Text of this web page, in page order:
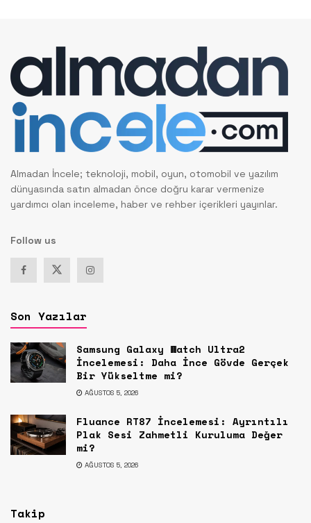
Almadan İncele; teknoloji, mobil, oyun, otomobil ve yazılım
dünyasında satın almadan önce doğru karar vermenize
yardımcı olan inceleme, haber ve rehber içerikleri yayınlar.
Follow us
Son Yazılar
Samsung Galaxy Watch Ultra2
İncelemesi: Daha İnce Gövde Gerçek
Bir Yükseltme mi?
AĞUSTOS 5, 2026
Fluance RT87 İncelemesi: Ayrıntılı
Plak Sesi Zahmetli Kuruluma Değer
mi?
AĞUSTOS 5, 2026
Takip